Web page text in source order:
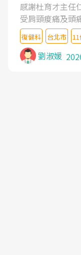
感謝杜育才主任
受肩頸痠痛及頭
檢查,也嘗試過西
沒有用,後來連吃
症狀,沒多久就痛
台灣親友介紹忠
復健科 台北市
劉淑媛